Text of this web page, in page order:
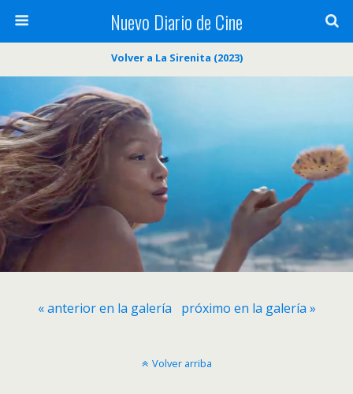
Nuevo Diario de Cine
Volver a La Sirenita (2023)
« anterior en la galería próximo en la galería »
Volver arriba